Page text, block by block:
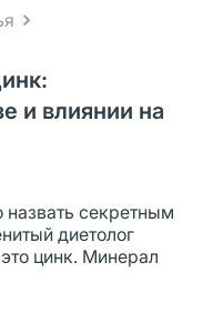
и влиянии на
секретным
диетолог
цинк. Минерал